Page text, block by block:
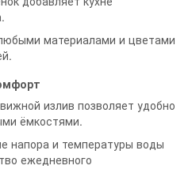
материалами и цветами
излив позволяет удобно
ёмкостями.
напора и температуры воды
ежедневного